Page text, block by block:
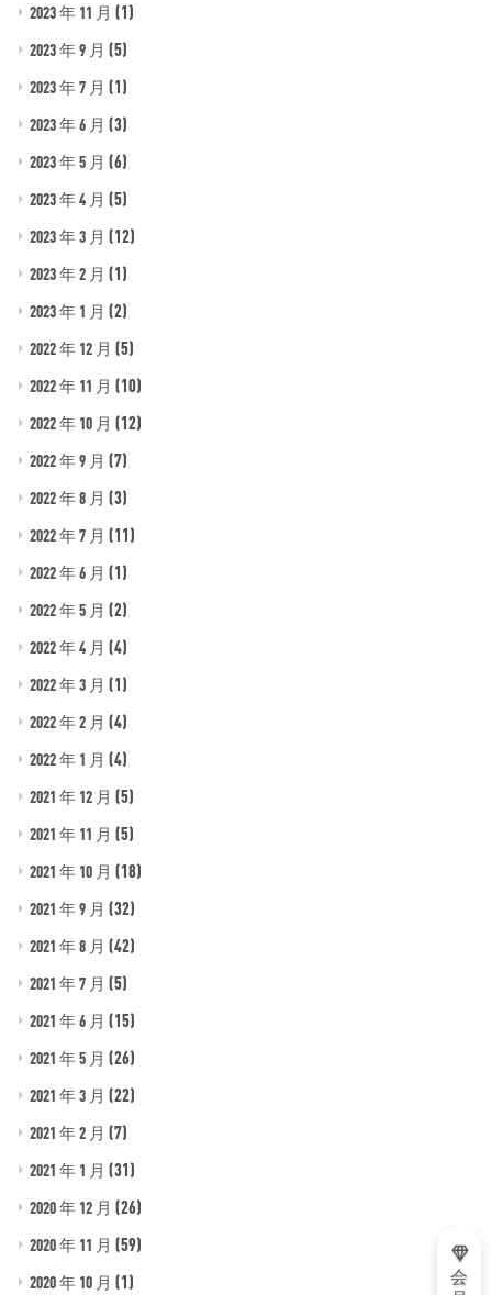
2023 年 11 月 (1)
2023 年 9 月 (5)
2023 年 7 月 (1)
2023 年 6 月 (3)
2023 年 5 月 (6)
2023 年 4 月 (5)
2023 年 3 月 (12)
2023 年 2 月 (1)
2023 年 1 月 (2)
2022 年 12 月 (5)
2022 年 11 月 (10)
2022 年 10 月 (12)
2022 年 9 月 (7)
2022 年 8 月 (3)
2022 年 7 月 (11)
2022 年 6 月 (1)
2022 年 5 月 (2)
2022 年 4 月 (4)
2022 年 3 月 (1)
2022 年 2 月 (4)
2022 年 1 月 (4)
2021 年 12 月 (5)
2021 年 11 月 (5)
2021 年 10 月 (18)
2021 年 9 月 (32)
2021 年 8 月 (42)
2021 年 7 月 (5)
2021 年 6 月 (15)
2021 年 5 月 (26)
2021 年 3 月 (22)
2021 年 2 月 (7)
2021 年 1 月 (31)
2020 年 12 月 (26)
2020 年 11 月 (59)
2020 年 10 月 (1)
会